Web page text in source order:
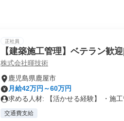
正社員
【建築施工管理】ベテラン歓
株式会社暉技術
鹿児島県鹿屋市
月給42万円～60万円
求める人材: 【活かせる経験】 ・施
交通費支給